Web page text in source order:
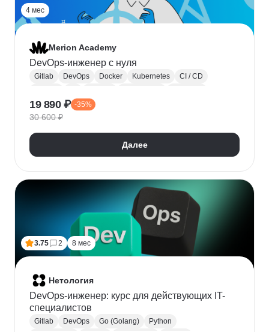
4 мес
Merion Academy
DevOps-инженер с нуля
Gitlab DevOps Docker Kubernetes
CI / CD
Grafana
Контейнеризация
Мониторинг
19 890 ₽ -35%
30 600 ₽
Далее
3.75 2 8 мес
Нетология
DevOps-инженер: курс для действующих IT-
специалистов
Gitlab DevOps Go (Golang)
Python